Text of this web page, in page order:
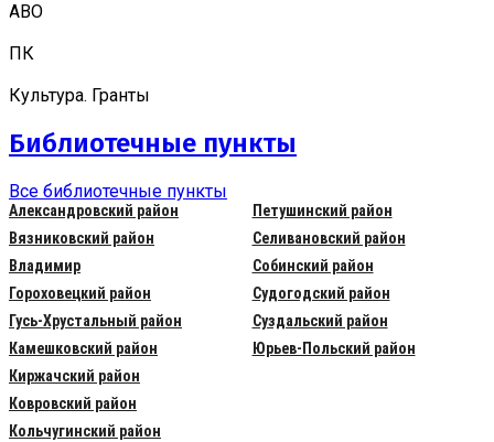
АВО
ПК
Культура. Гранты
Библиотечные пункты
Все библиотечные пункты
Александровский район
Вязниковский район
Владимир
Гороховецкий район
Гусь-Хрустальный район
Камешковский район
Киржачский район
Ковровский район
Кольчугинский район
Петушинский район
Селивановский район
Собинский район
Судогодский район
Суздальский район
Юрьев-Польский район